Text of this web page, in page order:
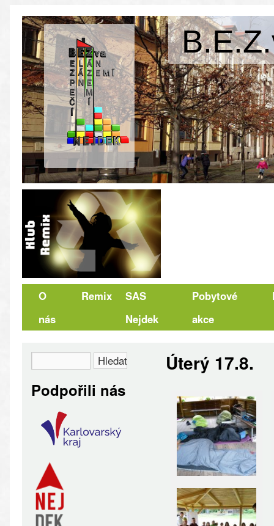
O
nás
Remix
SAS
Nejdek
Pobytové
akce
Podpořili nás
Úterý 17.8.